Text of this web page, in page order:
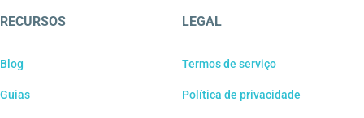
RECURSOS
Blog
Guias
LEGAL
Termos de serviço
Política de privacidade